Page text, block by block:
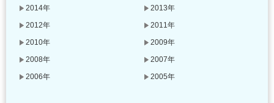
2014年
2013年
2012年
2011年
2010年
2009年
2008年
2007年
2006年
2005年